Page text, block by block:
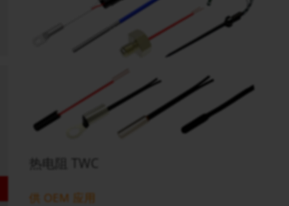
热电阻 TWC
供 OEM 应用